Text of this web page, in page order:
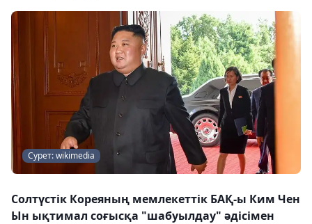
Сурет: wikimedia
Солтүстік Кореяның мемлекеттік БАҚ-ы Ким Чен
Ын ықтимал соғысқа "шабуылдау" әдісімен